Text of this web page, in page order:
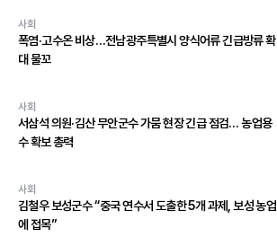
사회
폭염·고수온 비상…전남광주특별시 양식어류 긴급방류 확
대 물꼬
사회
서삼석 의원·김산 무안군수 가뭄 현장 긴급 점검… 농업용
수 확보 총력
사회
김철우 보성군수 “중국 연수서 도출한 5개 과제, 보성 농업
에 접목”